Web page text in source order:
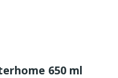
650 ml